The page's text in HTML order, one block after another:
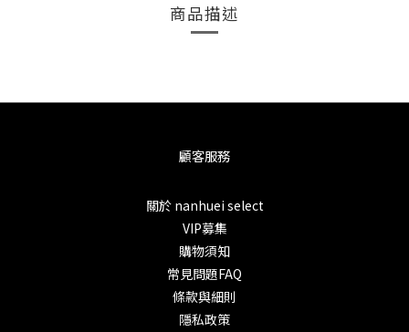
商品描述
顧客服務
關於 nanhuei select
VIP募集
購物須知
常見問題FAQ
條款與細則
隱私政策